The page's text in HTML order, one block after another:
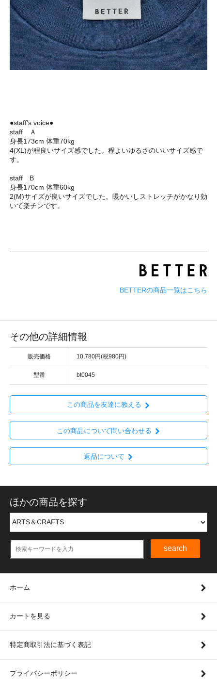
●staff's voice●
staff Ａ
身長173cm 体重70kg
4(XL)が程良いサイズ感でした。程よいゆるさのいいサイズ感で
す。
staff B
身長170cm 体重60kg
2(M)サイズが良いサイズでした。暖かいしストレッチがかなり効
いて楽チンです。
BETTERの商品一覧はこちら
その他の詳細情報
販売価格 10,780円(税980円)
型番 bt0045
この商品を友達に教える
この商品について問い合わせる
返品について
ほかの商品を探す
search
ホーム
カートを見る
特定商取引法に基づく表記
プライバシーポリシー